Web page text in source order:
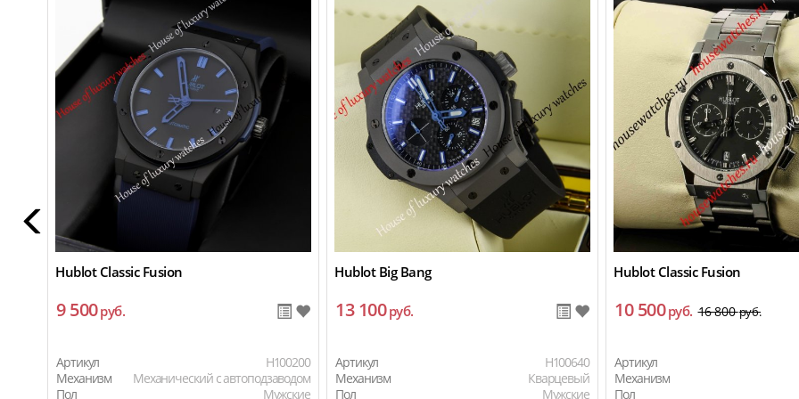
Hublot Classic Fusion
9 500руб.
Артикул
H100200
Механизм
Механический с автоподзаводом
Пол
Мужские
Hublot Big Bang
13 100руб.
Артикул
H100640
Механизм
Кварцевый
Пол
Мужские
Hublot Classic Fusion
10 500руб. 16 800руб.
Артикул
Механизм
Пол